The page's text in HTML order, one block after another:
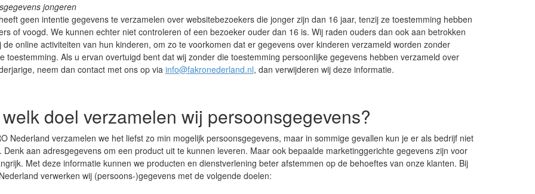
jongeren
geen intentie gegevens te verzamelen over websitebezoekers die jonger zijn dan 16 jaar, tenzij ze toestemming hebben
of voogd. We kunnen echter niet controleren of een bezoeker ouder dan 16 is. Wij raden ouders dan ook aan betrokken
de online activiteiten van hun kinderen, om zo te voorkomen dat er gegevens over kinderen verzameld worden zonder
toestemming. Als u ervan overtuigd bent dat wij zonder die toestemming persoonlijke gegevens hebben verzameld over
neem dan contact met ons op via info@fakronederland.nl, dan verwijderen wij deze informatie.
doel verzamelen wij persoonsgegevens?
Nederland verzamelen we het liefst zo min mogelijk persoonsgegevens, maar in sommige gevallen kun je er als bedrijf niet
Denk aan adresgegevens om een product uit te kunnen leveren. Maar ook bepaalde marketinggerichte gegevens zijn voor
Met deze informatie kunnen we producten en dienstverlening beter afstemmen op de behoeftes van onze klanten. Bij
verwerken wij (persoons-)gegevens met de volgende doelen: